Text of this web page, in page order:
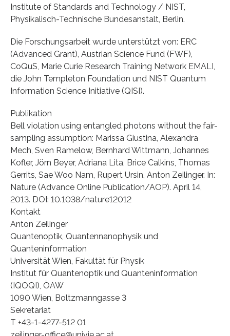
Institute of Standards and Technology / NIST,
Physikalisch-Technische Bundesanstalt, Berlin.
Die Forschungsarbeit wurde unterstützt von: ERC
(Advanced Grant), Austrian Science Fund (FWF),
CoQuS, Marie Curie Research Training Network EMALI,
die John Templeton Foundation und NIST Quantum
Information Science Initiative (QISI).
Publikation
Bell violation using entangled photons without the fair-
sampling assumption: Marissa Giustina, Alexandra
Mech, Sven Ramelow, Bernhard Wittmann, Johannes
Kofler, Jörn Beyer, Adriana Lita, Brice Calkins, Thomas
Gerrits, Sae Woo Nam, Rupert Ursin, Anton Zeilinger. In:
Nature (Advance Online Publication/AOP). April 14,
2013. DOI: 10.1038/nature12012
Kontakt
Anton Zeilinger
Quantenoptik, Quantennanophysik und
Quanteninformation
Universität Wien, Fakultät für Physik
Institut für Quantenoptik und Quanteninformation
(IQOQI), ÖAW
1090 Wien, Boltzmanngasse 3
Sekretariat
T +43-1-4277-512 01